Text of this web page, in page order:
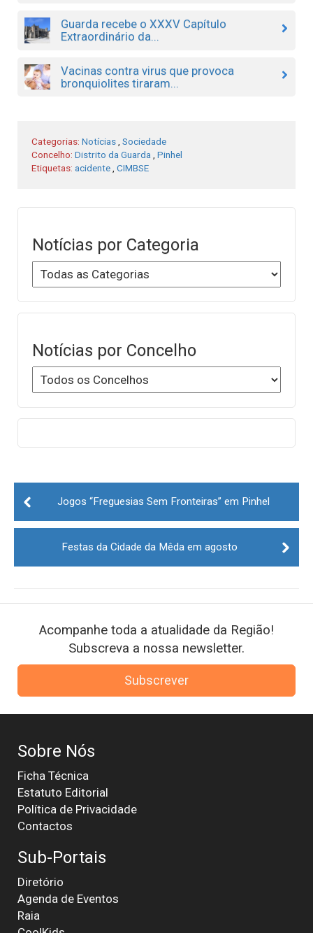
Guarda recebe o XXXV Capítulo
Extraordinário da...
Vacinas contra virus que provoca
bronquiolites tiraram...
Categorias: Notícias, Sociedade
Concelho: Distrito da Guarda, Pinhel
Etiquetas: acidente, CIMBSE
Notícias por Categoria
Notícias por Concelho
Post
navigationJogos “Freguesias Sem Fronteiras” em Pinhel
Festas da Cidade da Mêda em agosto
Acompanhe toda a atualidade da Região!
Subscreva a nossa newsletter.
Subscrever
Sobre Nós
Ficha Técnica
Estatuto Editorial
Política de Privacidade
Contactos
Sub-Portais
Diretório
Agenda de Eventos
Raia